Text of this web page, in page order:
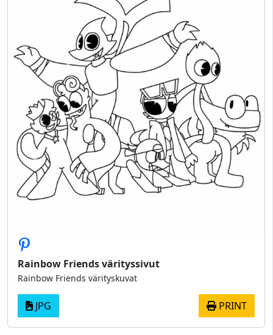
Rainbow Friends värityssivut
Rainbow Friends värityskuvat
JPG PRINT